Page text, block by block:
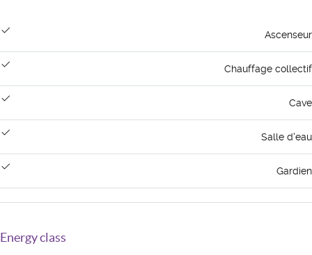
Ascenseur
Chauffage collectif
Cave
Salle d'eau
Gardien
Energy class